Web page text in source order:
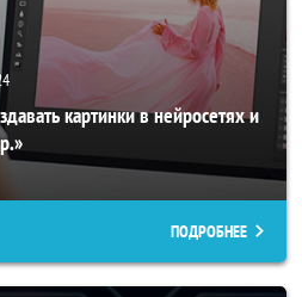
картинки в нейросетях и
ПОДРОБНЕЕ